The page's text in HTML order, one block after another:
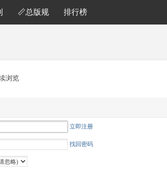
📏总版规 排行榜
浏览
立即注册
找回密码